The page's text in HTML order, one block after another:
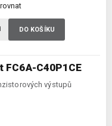
C40P1CE
výstupů
DO KOŠÍKU